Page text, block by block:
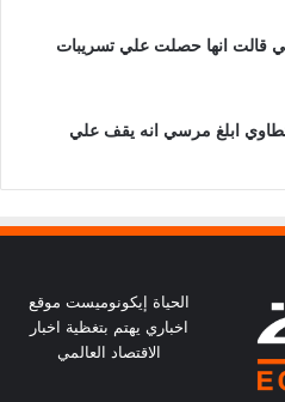
قالت انها حصلت علي تسريبات
ابلغ مرسي انه يقف علي
الحياة إيكونوميست موقع
اخباري يهتم بتغظية اخبار
الاقتصاد العالمي